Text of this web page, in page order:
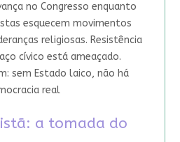
no Congresso enquanto
esquecem movimentos
religiosas. Resistência
cívico está ameaçado.
sem Estado laico, não há
real
a tomada do